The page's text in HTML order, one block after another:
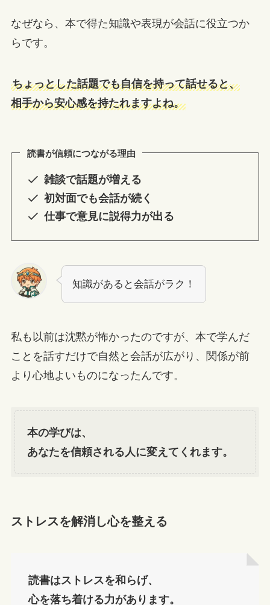
なぜなら、本で得た知識や表現が会話に役立つか
らです。
ちょっとした話題でも自信を持って話せると、
相手から安心感を持たれますよね。
読書が信頼につながる理由
雑談で話題が増える
初対面でも会話が続く
仕事で意見に説得力が出る
知識があると会話がラク！
私も以前は沈黙が怖かったのですが、本で学んだ
ことを話すだけで自然と会話が広がり、関係が前
より心地よいものになったんです。
本の学びは、
あなたを信頼される人に変えてくれます。
ストレスを解消し心を整える
読書はストレスを和らげ、
心を落ち着ける力があります。